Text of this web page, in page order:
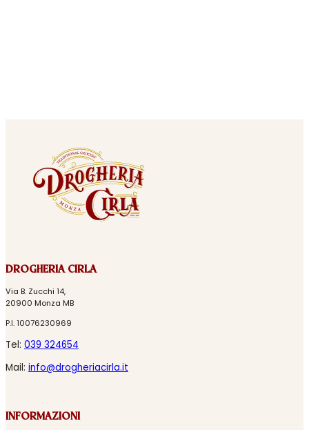
DROGHERIA CIRLA
Via B. Zucchi 14,
20900 Monza MB
P.I. 10076230969
Tel: 039 324654
Mail: info@drogheriacirla.it
INFORMAZIONI